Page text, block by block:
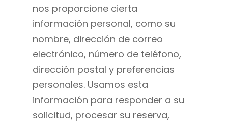
nos proporcione cierta
información personal, como su
nombre, dirección de correo
electrónico, número de teléfono,
dirección postal y preferencias
personales. Usamos esta
información para responder a su
solicitud, procesar su reserva,